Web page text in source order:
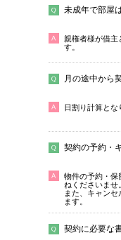
未成年で部屋
親権者様が借主
す。
月の途中から
日割り計算とな
契約の予約・
物件の予約・保
ねくださいませ。
また、キャン
ます。
契約に必要な